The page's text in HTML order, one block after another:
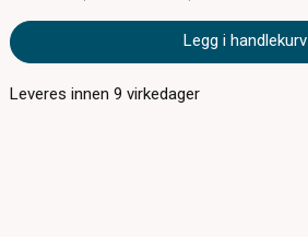
Legg i handlekurv
Leveres innen9 virkedager